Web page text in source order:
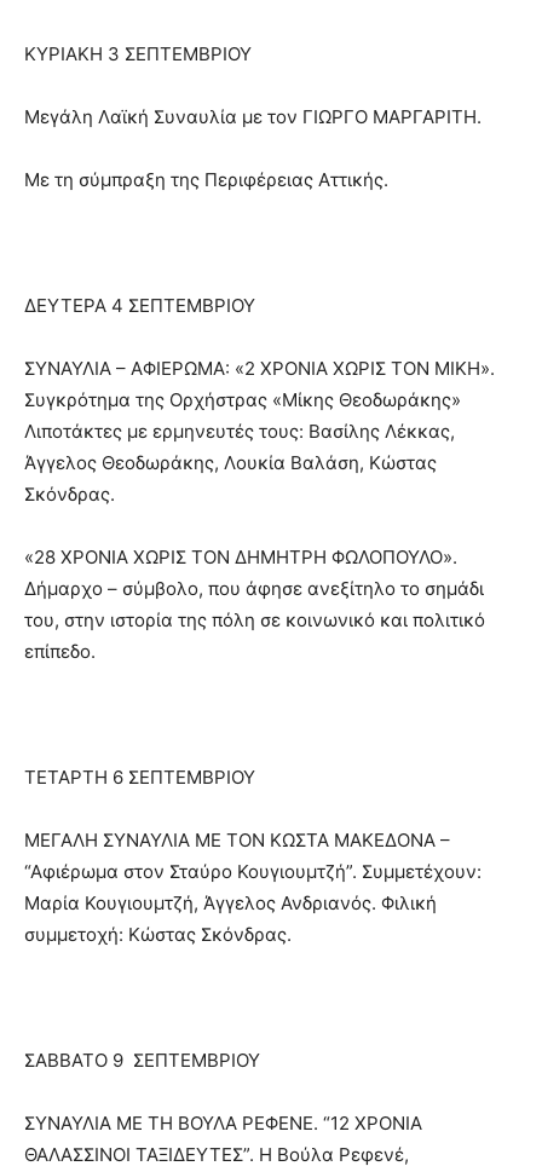
ΚΥΡΙΑΚΗ 3 ΣΕΠΤΕΜΒΡΙΟΥ
Μεγάλη Λαϊκή Συναυλία με τον ΓΙΩΡΓΟ ΜΑΡΓΑΡΙΤΗ.
Με τη σύμπραξη της Περιφέρειας Αττικής.
ΔΕΥΤΕΡΑ 4 ΣΕΠΤΕΜΒΡΙΟΥ
ΣΥΝΑΥΛΙΑ – ΑΦΙΕΡΩΜΑ: «2 ΧΡΟΝΙΑ ΧΩΡΙΣ ΤΟΝ ΜΙΚΗ».
Συγκρότημα της Ορχήστρας «Μίκης Θεοδωράκης»
Λιποτάκτες με ερμηνευτές τους: Βασίλης Λέκκας,
Άγγελος Θεοδωράκης, Λουκία Βαλάση, Κώστας
Σκόνδρας.
«28 ΧΡΟΝΙΑ ΧΩΡΙΣ ΤΟΝ ΔΗΜΗΤΡΗ ΦΩΛΟΠΟΥΛΟ».
Δήμαρχο – σύμβολο, που άφησε ανεξίτηλο το σημάδι
του, στην ιστορία της πόλη σε κοινωνικό και πολιτικό
επίπεδο.
ΤΕΤΑΡΤΗ 6 ΣΕΠΤΕΜΒΡΙΟΥ
ΜΕΓΑΛΗ ΣΥΝΑΥΛΙΑ ΜΕ ΤΟΝ ΚΩΣΤΑ ΜΑΚΕΔΟΝΑ –
“Αφιέρωμα στον Σταύρο Κουγιουμτζή”. Συμμετέχουν:
Μαρία Κουγιουμτζή, Άγγελος Ανδριανός. Φιλική
συμμετοχή: Κώστας Σκόνδρας.
ΣΑΒΒΑΤΟ 9 ΣΕΠΤΕΜΒΡΙΟΥ
ΣΥΝΑΥΛΙΑ ΜΕ ΤΗ ΒΟΥΛΑ ΡΕΦΕΝΕ. “12 ΧΡΟΝΙΑ
ΘΑΛΑΣΣΙΝΟΙ ΤΑΞΙΔΕΥΤΕΣ”. Η Βούλα Ρεφενέ,